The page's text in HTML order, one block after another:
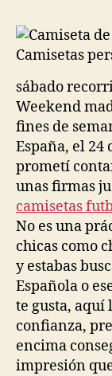
sábado
Weekend
fines de
España, el
prometí
unas firmas
camisetas
No es una
chicas como
y estabas
Española o
te gusta, aquí
confianza,
encima
impresión